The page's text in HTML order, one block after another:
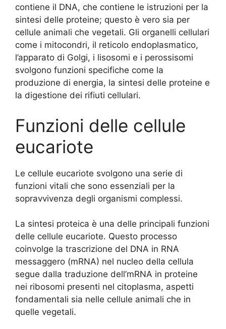
contiene il DNA, che contiene le istruzioni per la
sintesi delle proteine; questo è vero sia per
cellule animali che vegetali. Gli organelli cellulari
come i mitocondri, il reticolo endoplasmatico,
l’apparato di Golgi, i lisosomi e i perossisomi
svolgono funzioni specifiche come la
produzione di energia, la sintesi delle proteine ​​e
la digestione dei rifiuti cellulari.
Funzioni delle cellule
eucariote
Le cellule eucariote svolgono una serie di
funzioni vitali che sono essenziali per la
sopravvivenza degli organismi complessi.
La sintesi proteica è una delle principali funzioni
delle cellule eucariote. Questo processo
coinvolge la trascrizione del DNA in RNA
messaggero (mRNA) nel nucleo della cellula
segue dalla traduzione dell’mRNA in proteine
nei ribosomi presenti nel citoplasma, aspetti
fondamentali sia nelle cellule animali che in
quelle vegetali.